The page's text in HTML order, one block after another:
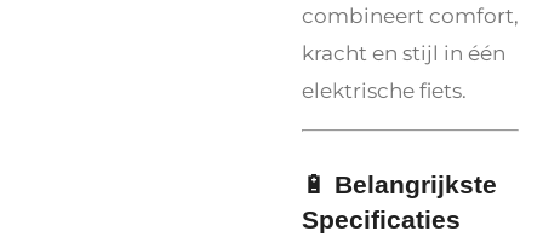
combineert comfort,
kracht en stijl in één
elektrische fiets.
🔋 Belangrijkste
Specificaties